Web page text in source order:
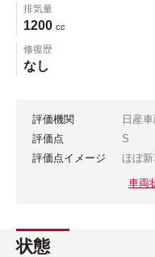
排気量
1200 cc
修復歴
なし
評価機関
日産
評価点
S
評価点イメージ
ほぼ新
車両
状態